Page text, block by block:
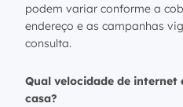
podem variar conforme a
endereço e as campanhas
consulta.
Qual velocidade de internet
casa?